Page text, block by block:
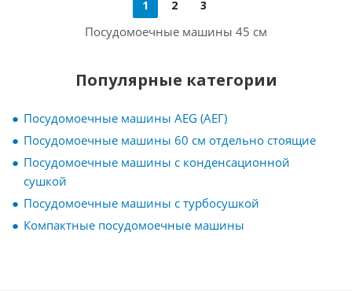
1 2 3
Посудомоечные машины 45 см
Популярные категории
Посудомоечные машины AEG (АЕГ)
Посудомоечные машины 60 см отдельно стоящие
Посудомоечные машины с конденсационной
сушкой
Посудомоечные машины с турбосушкой
Компактные посудомоечные машины